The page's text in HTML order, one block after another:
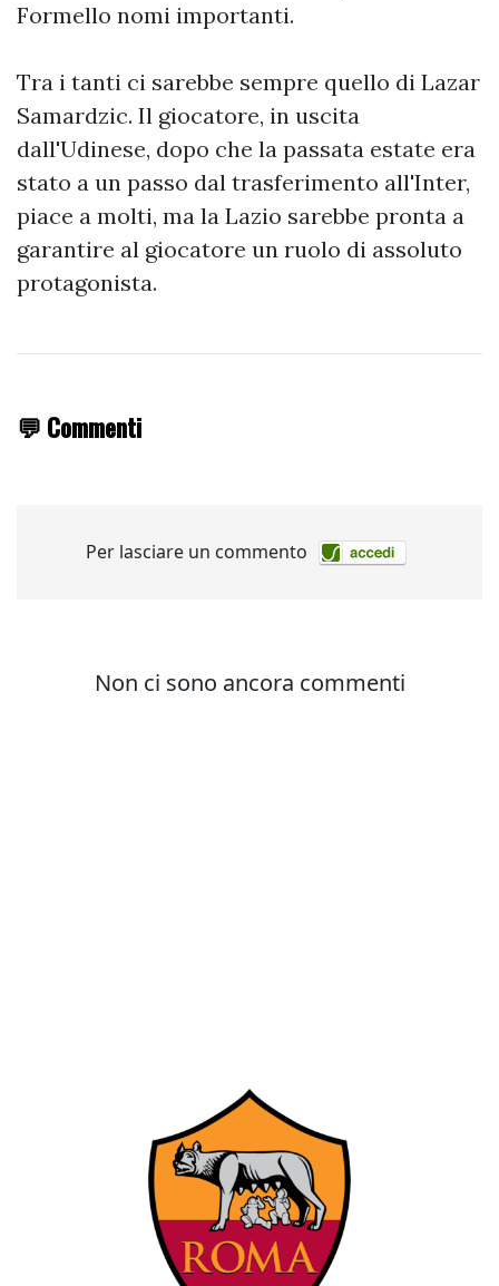
Formello nomi importanti.
Tra i tanti ci sarebbe sempre quello di Lazar
Samardzic. Il giocatore, in uscita
dall'Udinese, dopo che la passata estate era
stato a un passo dal trasferimento all'Inter,
piace a molti, ma la Lazio sarebbe pronta a
garantire al giocatore un ruolo di assoluto
protagonista.
💬 Commenti